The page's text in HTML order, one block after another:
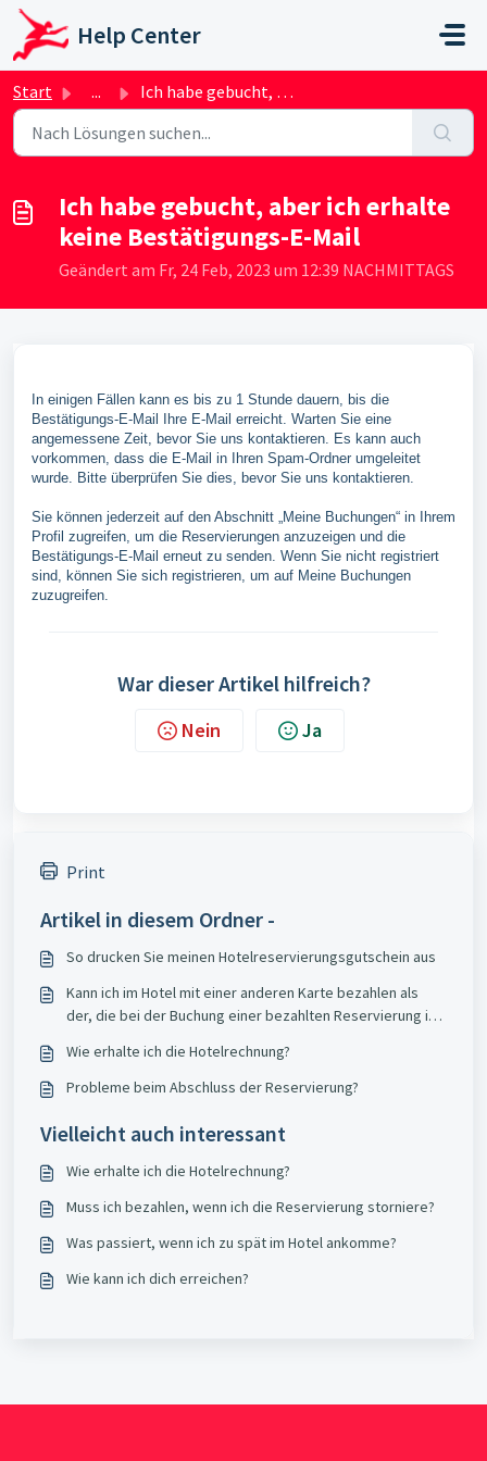
Zum hauptsächlichen Inhalt gehen
Help Center
Start ... Ich habe gebucht, aber ich erhalte keine Bestätigungs-E-Mail
Ich habe gebucht, aber ich erhalte
keine Bestätigungs-E-Mail
Geändert am Fr, 24 Feb, 2023 um 12:39 NACHMITTAGS
In einigen Fällen kann es bis zu 1 Stunde dauern, bis die
Bestätigungs-E-Mail Ihre E-Mail erreicht. Warten Sie eine
angemessene Zeit, bevor Sie uns kontaktieren. Es kann auch
vorkommen, dass die E-Mail in Ihren Spam-Ordner umgeleitet
wurde. Bitte überprüfen Sie dies, bevor Sie uns kontaktieren.
Sie können jederzeit auf den Abschnitt „Meine Buchungen“ in Ihrem
Profil zugreifen, um die Reservierungen anzuzeigen und die
Bestätigungs-E-Mail erneut zu senden. Wenn Sie nicht registriert
sind, können Sie sich registrieren, um auf Meine Buchungen
zuzugreifen.
War dieser Artikel hilfreich?
Nein Ja
Print
Artikel in diesem Ordner -
So drucken Sie meinen Hotelreservierungsgutschein aus
Kann ich im Hotel mit einer anderen Karte bezahlen als
der, die bei der Buchung einer bezahlten Reservierung im
Wie erhalte ich die Hotelrechnung?
Probleme beim Abschluss der Reservierung?
Vielleicht auch interessant
Wie erhalte ich die Hotelrechnung?
Muss ich bezahlen, wenn ich die Reservierung storniere?
Was passiert, wenn ich zu spät im Hotel ankomme?
Wie kann ich dich erreichen?